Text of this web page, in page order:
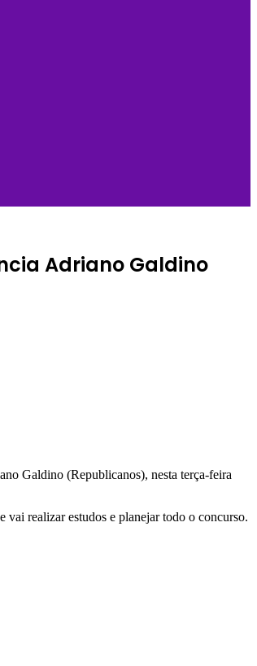
Adriano Galdino
Galdino (Republicanos), nesta terça-feira
vai realizar estudos e planejar todo o concurso.